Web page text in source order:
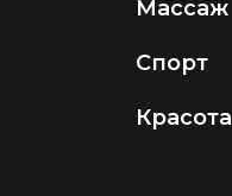
Массаж
Спорт
Красота